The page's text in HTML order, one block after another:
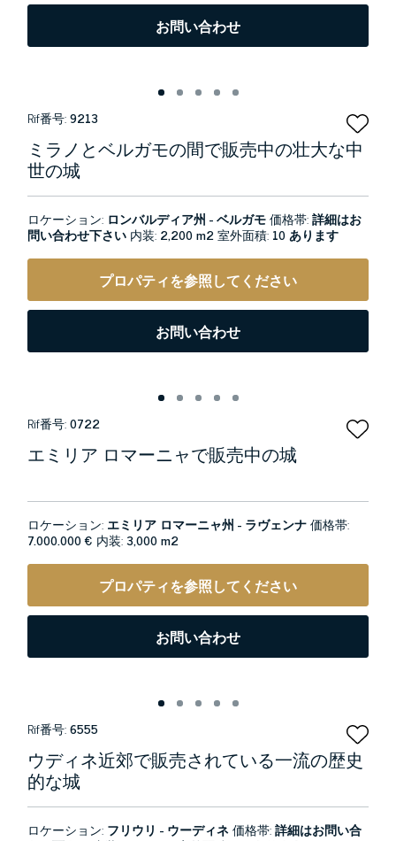
お問い合わせ
Rif番号:9213
ミラノとベルガモの間で販売中の壮大な中
世の城
ロケーション: ロンバルディア州 - ベルガモ価格帯:詳細はお
問い合わせ下さい 内装: 2,200 m2室外面積: 10 あります
プロパティを参照してください
お問い合わせ
Rif番号:0722
エミリア ロマーニャで販売中の城
ロケーション: エミリア ロマーニャ州 - ラヴェンナ価格帯:
7.000.000 € 内装:3,000 m2
プロパティを参照してください
お問い合わせ
Rif番号:6555
ウディネ近郊で販売されている一流の歴史
的な城
ロケーション: フリウリ - ウーディネ価格帯:詳細はお問い合